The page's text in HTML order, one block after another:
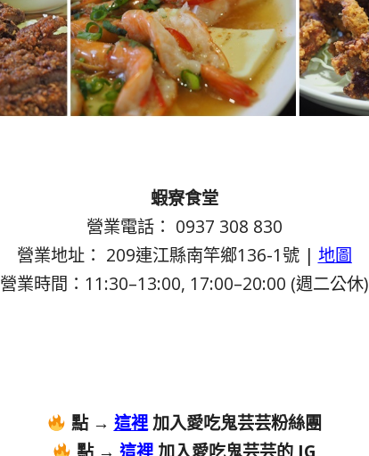
蝦寮食堂
營業電話： 0937 308 830
營業地址： 209連江縣南竿鄉136-1號 | 地圖
營業時間：11:30–13:00, 17:00–20:00 (週二公休)
點 → 這裡加入愛吃鬼芸芸粉絲團
點 → 這裡加入愛吃鬼芸芸的 IG